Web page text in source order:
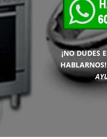
¡NO DUDES
HABLARNOS!